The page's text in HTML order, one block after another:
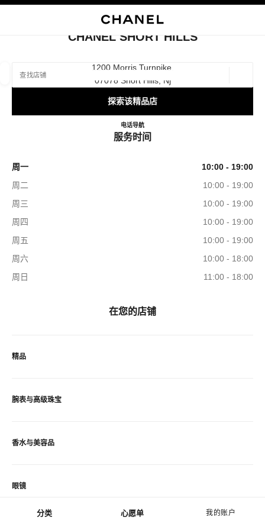
菜单 - 主导航
分类 心愿单 我的账户
关闭精品店卡片 CHANEL SHORT HILLS
CHANEL SHORT HILLS
1200 Morris Turnpike,
07078 Short Hills, Nj
探索该精品店
电话9739128055
导航CHANEL SHORT HILLS
服务时间
周一
10:00 - 19:00
周二
10:00 - 19:00
周三
10:00 - 19:00
周四
10:00 - 19:00
周五
10:00 - 19:00
周六
10:00 - 18:00
周日
11:00 - 18:00
在您的店铺
精品
腕表与高级珠宝
香水与美容品
眼镜
腕表与高级珠宝